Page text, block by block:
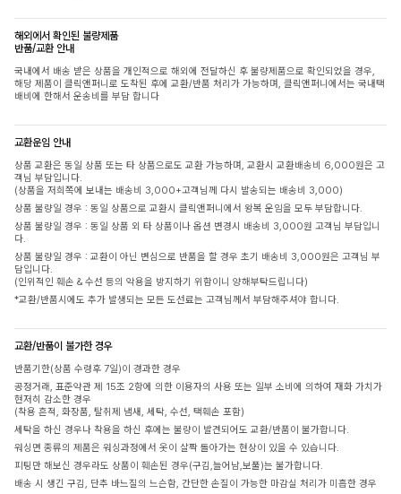
해외에서 확인된 불량제품
반품/교환 안내
국내에서 배송 받은 상품을 개인적으로 해외에 전달하신 후 불량제품으로 확인되었을 경우,
해당 제품이 클릭앤퍼니로 도착된 후에 교환/반품 처리가 가능하며, 클릭앤퍼니에서는 국내택
배비에 한해서 운송비를 부담 합니다
교환운임 안내
상품 교환은 동일 상품 또는 타 상품으로도 교환 가능하며, 교환시 교환배송비 6,000원은 고
객님 부담입니다.
(상품을 저희쪽에 보내는 배송비 3,000+고객님께 다시 발송되는 배송비 3,000)
상품 불량일 경우 : 동일 상품으로 교환시 클릭앤퍼니에서 왕복 운임을 모두 부담합니다.
상품 불량일 경우 : 동일 상품 외 타 상품이나 옵션 변경시 배송비 3,000원 고객님 부담입니
다.
상품 불량일 경우 : 교환이 아닌 변심으로 반품을 할 경우 초기 배송비 3,000원은 고객님 부
담입니다.
(인위적인 훼손 & 수선 등의 악용을 방지하기 위함이니 양해부탁드립니다)
*교환/반품시에도 추가 발생되는 모든 도선료는 고객님께서 부담해주셔야 합니다.
교환/반품이 불가한 경우
반품기한(상품 수령후 7일)이 경과한 경우
공정거래, 표준약관 제 15조 2항에 의한 이용자의 사용 또는 일부 소비에 의하여 재화 가치가
현저히 감소한 경우
(착용 흔적, 화장품, 탈취제 냄새, 세탁, 수선, 택훼손 포함)
세탁을 하신 경우나 착용을 하신 후에는 불량이 발견되어도 교환/반품이 불가합니다.
워싱면 종류의 제품은 워싱과정에서 옷이 살짝 돌아가는 현상이 있을 수 있습니다.
피팅만 해보신 경우라도 상품이 훼손된 경우(구김,늘어남,보풀)는 불가합니다.
배송 시 생긴 구김, 단추 바느질의 느슨함, 간단한 손질이 가능한 마감실 처리가 미흡한 경우